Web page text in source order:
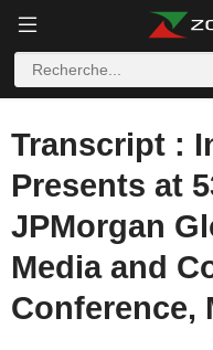
Transcript :
Presents at
JPMorgan
Media and
Conference,